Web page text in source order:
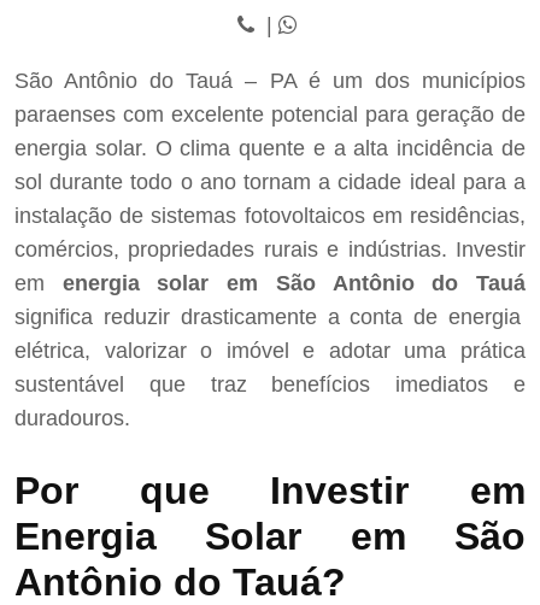
São Antônio do Tauá – PA é um dos municípios
paraenses com excelente potencial para geração de
energia solar. O clima quente e a alta incidência de
sol durante todo o ano tornam a cidade ideal para a
instalação de sistemas fotovoltaicos em residências,
comércios, propriedades rurais e indústrias. Investir
em energia solar em São Antônio do Tauá
significa reduzir drasticamente a conta de energia
elétrica, valorizar o imóvel e adotar uma prática
sustentável que traz benefícios imediatos e
duradouros.
Por que Investir em
Energia Solar em São
Antônio do Tauá?